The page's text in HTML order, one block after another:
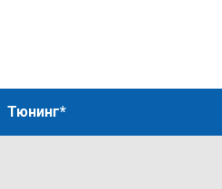
Тюнинг*